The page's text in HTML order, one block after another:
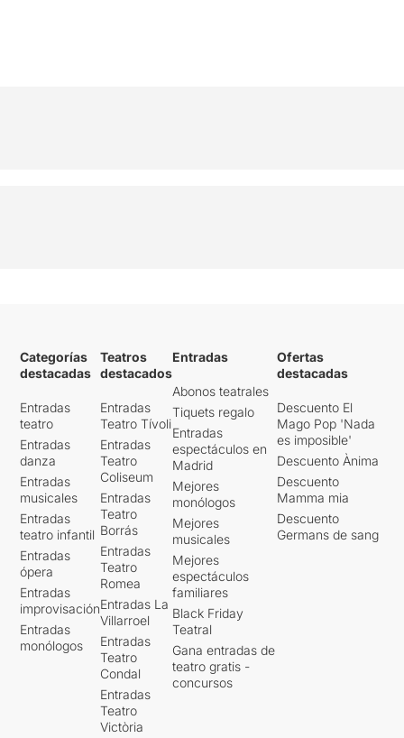
Categorías
destacadas
Entradas
teatro
Entradas
danza
Entradas
musicales
Entradas
teatro infantil
Entradas
ópera
Entradas
improvisación
Entradas
monólogos
Teatros
destacados
Entradas
Teatro Tívoli
Entradas
Teatro
Coliseum
Entradas
Teatro
Borrás
Entradas
Teatro
Romea
Entradas La
Villarroel
Entradas
Teatro
Condal
Entradas
Teatro
Victòria
Entradas
Abonos teatrales
Tiquets regalo
Entradas
espectáculos en
Madrid
Mejores
monólogos
Mejores
musicales
Mejores
espectáculos
familiares
Black Friday
Teatral
Gana entradas de
teatro gratis -
concursos
Ofertas
destacadas
Descuento El
Mago Pop 'Nada
es imposible'
Descuento Ànima
Descuento
Mamma mia
Descuento
Germans de sang